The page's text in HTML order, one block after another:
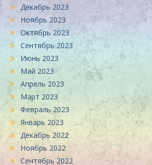
Декабрь 2023
Ноябрь 2023
Октябрь 2023
Сентябрь 2023
Июнь 2023
Май 2023
Апрель 2023
Март 2023
Февраль 2023
Январь 2023
Декабрь 2022
Ноябрь 2022
Сентябрь 2022